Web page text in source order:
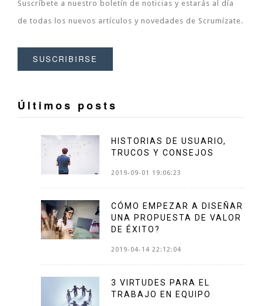
Suscríbete a nuestro boletín de noticias y estarás al día
de todas los nuevos artículos y novedades de Scrumízate.
SUSCRIBIRSE
Últimos posts
HISTORIAS DE USUARIO,
TRUCOS Y CONSEJOS
2019-09-01 19:06:23
CÓMO EMPEZAR A DISEÑAR
UNA PROPUESTA DE VALOR
DE ÉXITO?
2019-04-14 22:12:04
3 VIRTUDES PARA EL
TRABAJO EN EQUIPO